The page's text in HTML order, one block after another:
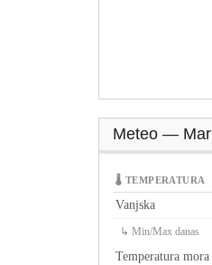
Meteo —
🌡 TEMPERATURA
Vanjska
↳ Min/Max danas
Temperatura mora